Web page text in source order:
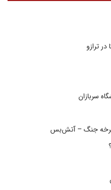
ترازو
سربازان
چرخه جنگ – آتش‌بس